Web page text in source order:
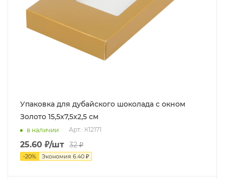
Упаковка для дубайского шоколада с окном
Золото 15,5х7,5х2,5 см
в наличии Арт.: К12171
25.60 ₽/шт 32₽
-20% Экономия 6.40 ₽